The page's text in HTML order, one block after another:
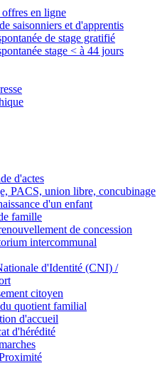
en ligne
saisonniers et d'apprentis
de stage gratifié
stage < à 44 jours
d'actes
PACS, union libre, concubinage
d'un enfant
famille
de concession
intercommunal
d'Identité (CNI) /
citoyen
quotient familial
d'accueil
d'hérédité